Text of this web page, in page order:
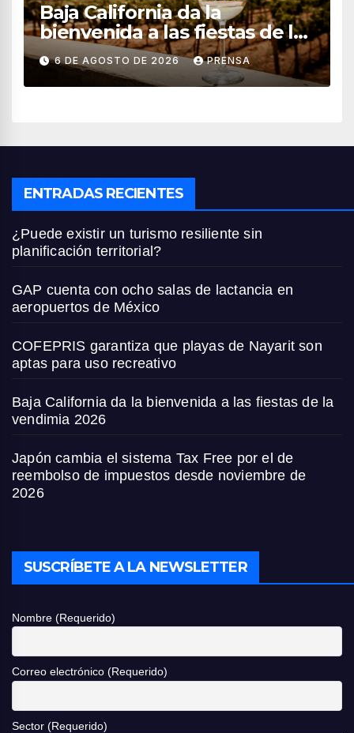
Baja California da la
bienvenida a las fiestas de la
vendimia 2026
6 DE AGOSTO DE 2026 PRENSA
ENTRADAS RECIENTES
¿Puede existir un turismo resiliente sin
planificación territorial?
GAP cuenta con ocho salas de lactancia en
aeropuertos de México
COFEPRIS garantiza que playas de Nayarit son
aptas para uso recreativo
Baja California da la bienvenida a las fiestas de la
vendimia 2026
Japón cambia el sistema Tax Free por el de
reembolso de impuestos desde noviembre de
2026
SUSCRÍBETE A LA NEWSLETTER
Nombre (Requerido)
Correo electrónico (Requerido)
Sector (Requerido)